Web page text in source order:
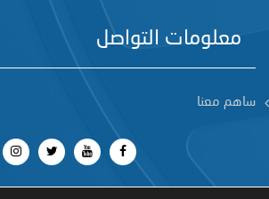
معلومات التواصل
ساهم معنا